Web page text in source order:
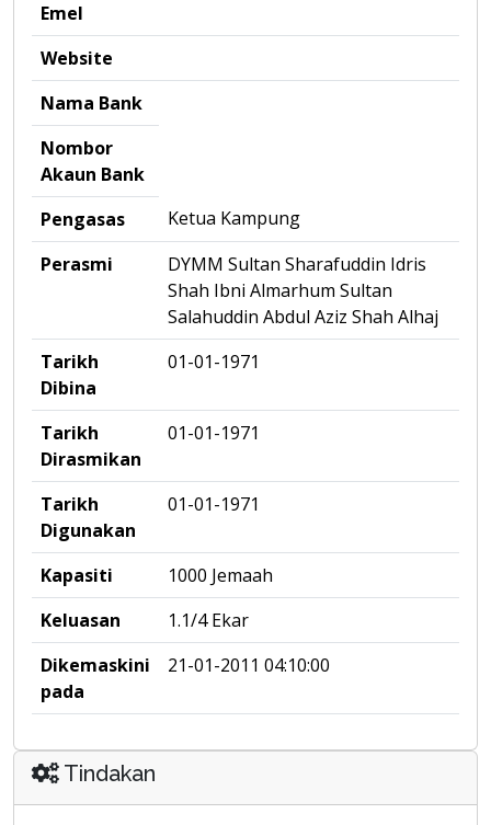
Emel
Website
Nama Bank
Nombor
Akaun Bank
Pengasas
Ketua Kampung
Perasmi
DYMM Sultan Sharafuddin Idris
Shah Ibni Almarhum Sultan
Salahuddin Abdul Aziz Shah Alhaj
Tarikh
Dibina
01-01-1971
Tarikh
Dirasmikan
01-01-1971
Tarikh
Digunakan
01-01-1971
Kapasiti
1000 Jemaah
Keluasan
1.1/4 Ekar
Dikemaskini
pada
21-01-2011 04:10:00
Tindakan